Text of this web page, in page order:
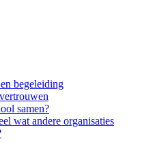
begeleiding
samen?
wat andere organisaties